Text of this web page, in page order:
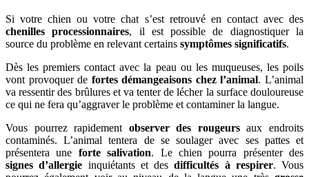
Si votre chien ou votre chat s’est retrouvé en contact avec des
chenilles processionnaires, il est possible de diagnostiquer la
source du problème en relevant certains symptômes significatifs.
Dès les premiers contact avec la peau ou les muqueuses, les poils
vont provoquer de fortes démangeaisons chez l’animal. L’animal
va ressentir des brûlures et va tenter de lécher la surface douloureuse
ce qui ne fera qu’aggraver le problème et contaminer la langue.
Vous pourrez rapidement observer des rougeursaux endroits
contaminés. L’animal tentera de se soulager avec ses pattes et
présentera une forte salivation. Le chien pourra présenter des
signes d’allergie inquiétants et desdifficultés à respirer. Vous